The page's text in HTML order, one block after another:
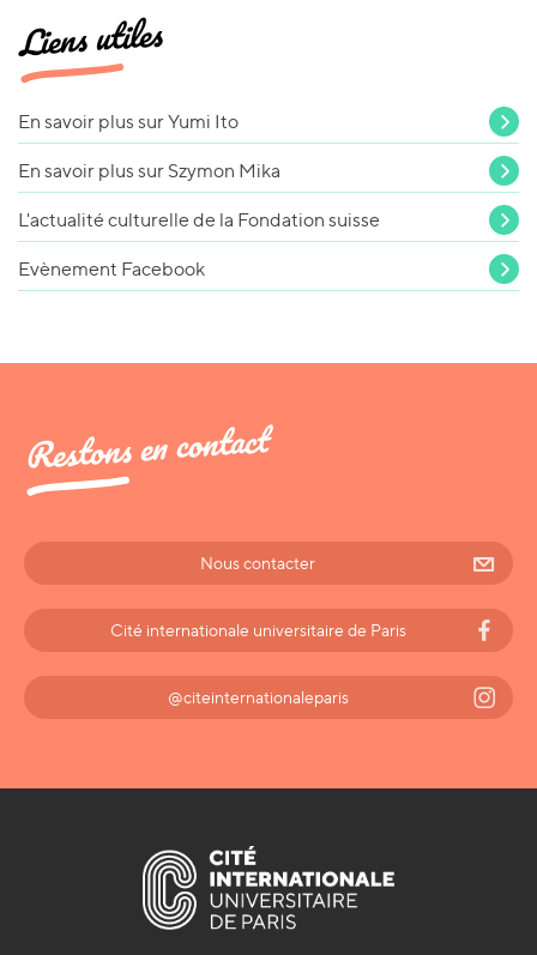
Liens utiles
En savoir plus sur Yumi Ito
En savoir plus sur Szymon Mika
L'actualité culturelle de la Fondation suisse
Evènement Facebook
Restons en contact
Nous contacter
Cité internationale universitaire de Paris
@citeinternationaleparis